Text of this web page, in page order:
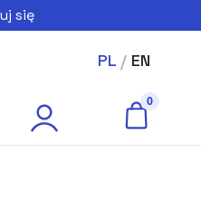
się
PL/ EN